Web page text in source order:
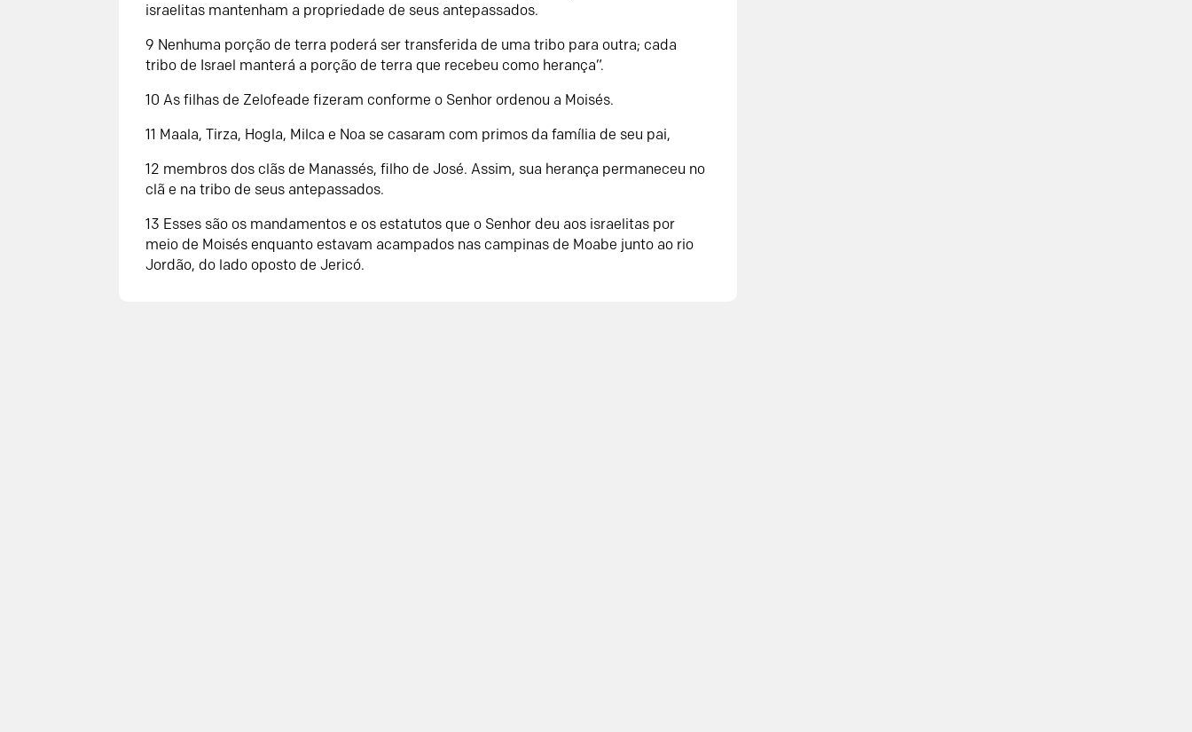
israelitas mantenham a propriedade de seus antepassados.
9 Nenhuma porção de terra poderá ser transferida de uma tribo para outra; cada
tribo de Israel manterá a porção de terra que recebeu como herança”.
10 As filhas de Zelofeade fizeram conforme o Senhor ordenou a Moisés.
11 Maala, Tirza, Hogla, Milca e Noa se casaram com primos da família de seu pai,
12 membros dos clãs de Manassés, filho de José. Assim, sua herança permaneceu no
clã e na tribo de seus antepassados.
13 Esses são os mandamentos e os estatutos que o Senhor deu aos israelitas por
meio de Moisés enquanto estavam acampados nas campinas de Moabe junto ao rio
Jordão, do lado oposto de Jericó.